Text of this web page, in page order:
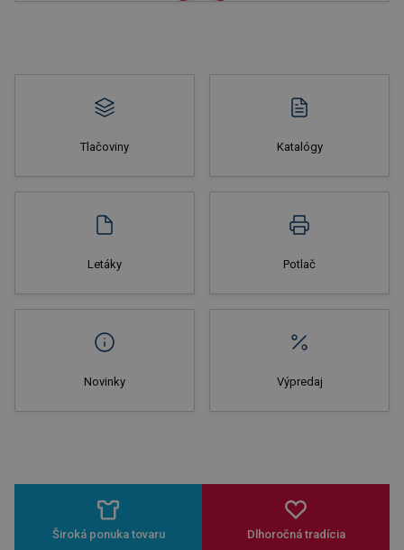
Tlačoviny Katalógy
Letáky Potlač
Novinky Výpredaj
Široká ponuka tovaru Dlhoročná tradícia